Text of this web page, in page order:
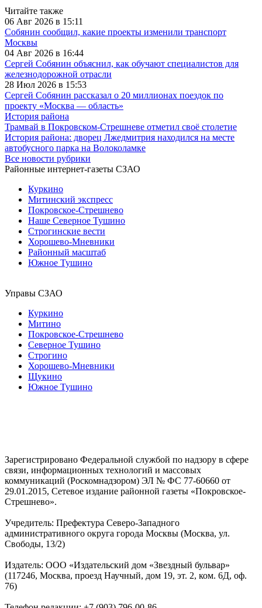
Читайте также
06 Авг 2026 в 15:11
Собянин сообщил, какие проекты изменили транспорт
Москвы
04 Авг 2026 в 16:44
Сергей Собянин объяснил, как обучают специалистов для
железнодорожной отрасли
28 Июл 2026 в 15:53
Сергей Собянин рассказал о 20 миллионах поездок по
проекту «Москва — область»
История района
Трамвай в Покровском-Стрешневе отметил своё столетие
История района: дворец Лжедмитрия находился на месте
автобусного парка на Волоколамке
Все новости рубрики
Районные интернет-газеты СЗАО
Куркино
Митинский экспресс
Покровское-Стрешнево
Наше Северное Тушино
Строгинские вести
Хорошево-Мневники
Районный масштаб
Южное Тушино
Управы СЗАО
Куркино
Митино
Покровское-Стрешнево
Северное Тушино
Строгино
Хорошево-Мневники
Щукино
Южное Тушино
Зарегистрировано Федеральной службой по надзору в сфере
связи, информационных технологий и массовых
коммуникаций (Роскомнадзором) ЭЛ № ФС 77-60660 от
29.01.2015, Сетевое издание районной газеты «Покровское-
Стрешнево».
Учредитель: Префектура Северо-Западного
административного округа города Москвы (Москва, ул.
Свободы, 13/2)
Издатель: ООО «Издательский дом «Звездный бульвар»
(117246, Москва, проезд Научный, дом 19, эт. 2, ком. 6Д, оф.
76)